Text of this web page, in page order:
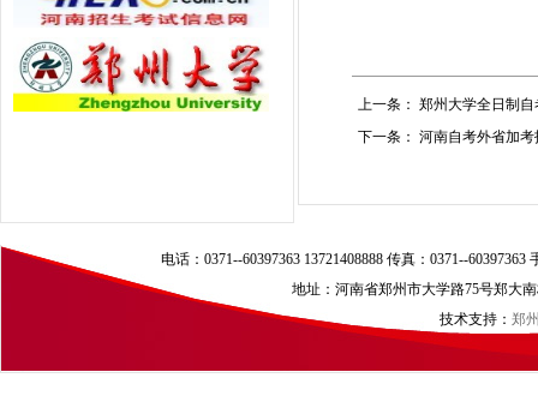
上一条： 郑州大学全日制
下一条： 河南自考外省加
电话：0371--60397363 13721408888 传真：0371--
地址：河南省郑州市大学路75号郑大
技术支持： 郑